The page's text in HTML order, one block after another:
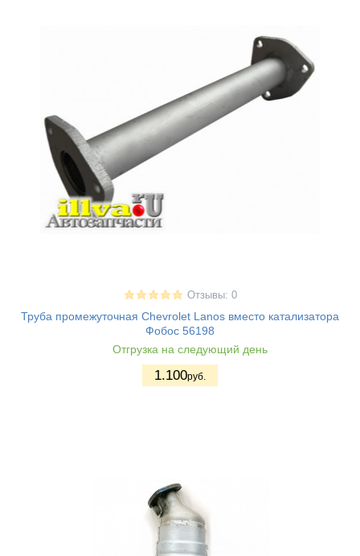
Отзывы: 0
Труба промежуточная Chevrolet Lanos вместо катализатора
Фобос 56198
Отгрузка на следующий день
1.100руб.